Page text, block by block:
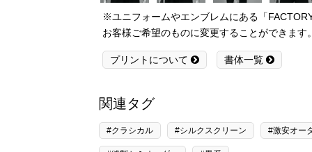
※ユニフォームやエンブレムにある「
お客様ご希望のものに変更することができます。
プリントについて 書体一覧
関連タグ
#クラシカル #シルクスクリーン #激安オー